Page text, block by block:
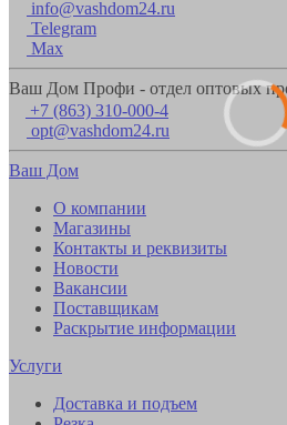
info@vashdom24.ru
Telegram
Max
Ваш Дом Профи - отдел оптовых
+7 (863) 310-000-4
opt@vashdom24.ru
Ваш Дом
О компании
Магазины
Контакты и реквизиты
Новости
Вакансии
Поставщикам
Раскрытие информации
Услуги
Доставка и подъем